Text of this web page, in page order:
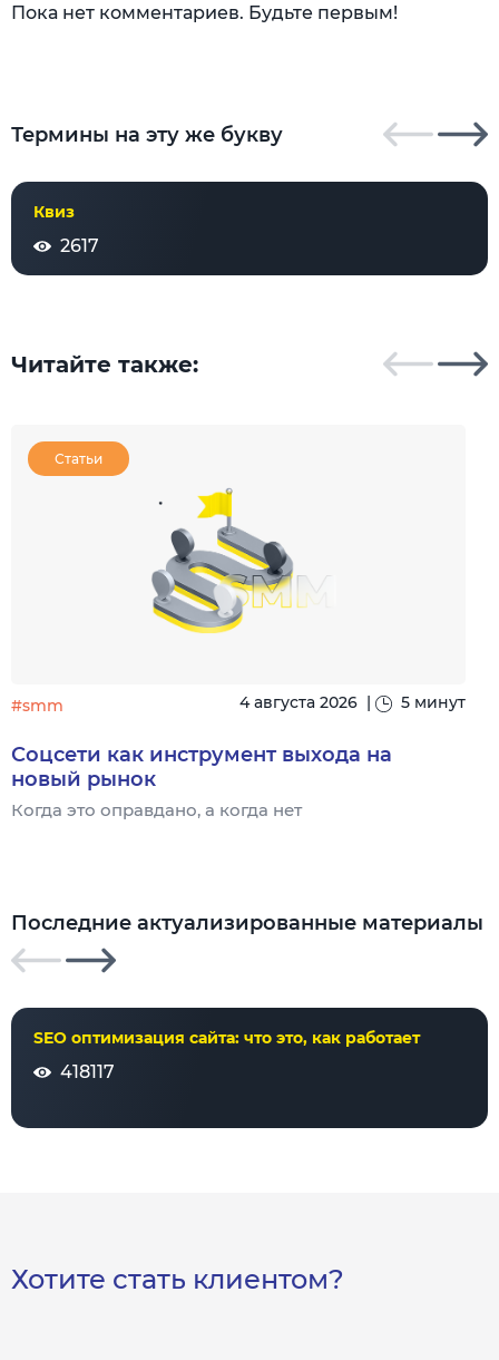
Пока нет комментариев. Будьте первым!
Термины на эту же букву
Квиз
2617
Читайте также:
Статьи
#smm 4 августа 2026 | 5 минут
Соцсети как инструмент выхода на
новый рынок
Когда это оправдано, а когда нет
Последние актуализированные материалы
SEO оптимизация сайта: что это, как работает
418117
Хотите стать клиентом?